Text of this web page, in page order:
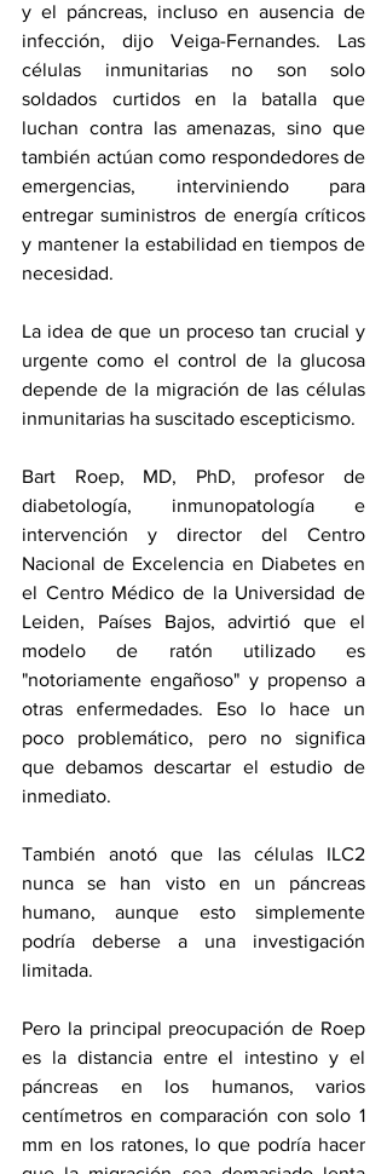
y el páncreas, incluso en ausencia de
infección, dijo Veiga-Fernandes. Las
células inmunitarias no son solo
soldados curtidos en la batalla que
luchan contra las amenazas, sino que
también actúan como respondedores de
emergencias, interviniendo para
entregar suministros de energía críticos
y mantener la estabilidad en tiempos de
necesidad.
La idea de que un proceso tan crucial y
urgente como el control de la glucosa
depende de la migración de las células
inmunitarias ha suscitado escepticismo.
Bart Roep, MD, PhD, profesor de
diabetología, inmunopatología e
intervención y director del Centro
Nacional de Excelencia en Diabetes en
el Centro Médico de la Universidad de
Leiden, Países Bajos, advirtió que el
modelo de ratón utilizado es
"notoriamente engañoso" y propenso a
otras enfermedades. Eso lo hace un
poco problemático, pero no significa
que debamos descartar el estudio de
inmediato.
También anotó que las células ILC2
nunca se han visto en un páncreas
humano, aunque esto simplemente
podría deberse a una investigación
limitada.
Pero la principal preocupación de Roep
es la distancia entre el intestino y el
páncreas en los humanos, varios
centímetros en comparación con solo 1
mm en los ratones, lo que podría hacer